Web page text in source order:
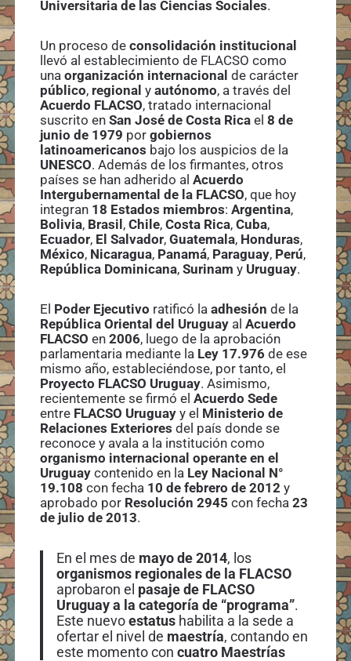
Universitaria de las Ciencias Sociales.
Un proceso deconsolidación institucional
llevó al establecimiento de FLACSO como
unaorganización internacional de carácter
público, regional yautónomo, a través del
Acuerdo FLACSO, tratado internacional
suscrito enSan José de Costa Rica el8 de
junio de 1979 porgobiernos
latinoamericanos bajo los auspicios de la
UNESCO. Además de los firmantes, otros
países se han adherido alAcuerdo
Intergubernamental de la FLACSO, que hoy
integran 18 Estados miembros:Argentina,
Bolivia, Brasil ,Chile,Costa Rica,Cuba,
Ecuador, El Salvador,Guatemala, Honduras,
México, Nicaragua, Panamá, Paraguay, Perú,
República Dominicana,Surinam y Uruguay.
El Poder Ejecutivo ratificó laadhesión de la
República Oriental del Uruguay alAcuerdo
FLACSO en2006, luego de la aprobación
parlamentaria mediante la Ley 17.976 de ese
mismo año, estableciéndose, por tanto, el
Proyecto FLACSO Uruguay. Asimismo,
recientemente se firmó elAcuerdo Sede
entre FLACSO Uruguay y el Ministerio de
Relaciones Exteriores del país donde se
reconoce y avala a la institución como
organismo internacional operante en el
Uruguay contenido en la Ley Nacional N°
19.108 con fecha 10 de febrero de 2012 y
aprobado por Resolución 2945 con fecha23
de julio de 2013.
En el mes de mayo de 2014, los
organismos regionales de la FLACSO
aprobaron el pasaje de FLACSO
Uruguay a la categoría de “programa”.
Este nuevoestatus habilita a la sede a
ofertar el nivel de maestría, contando en
este momento concuatro Maestrías